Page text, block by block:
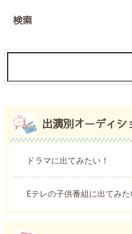
検索
出演別オーディシ
ドラマに出てみたい！
Eテレの子供番組に出てみた